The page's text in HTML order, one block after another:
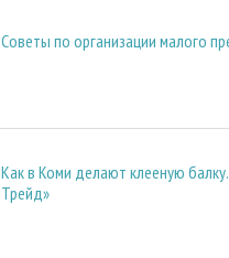
Советы по организации малого
Как в Коми делают клееную
Трейд»